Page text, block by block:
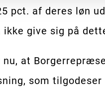
pct. af deres løn
give sig på
at
som